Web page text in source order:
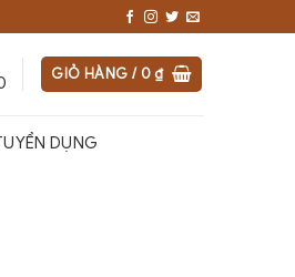
GIỎ HÀNG / 0 ₫
DỤNG